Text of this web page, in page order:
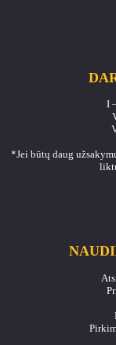
I
*Jei būtų daug